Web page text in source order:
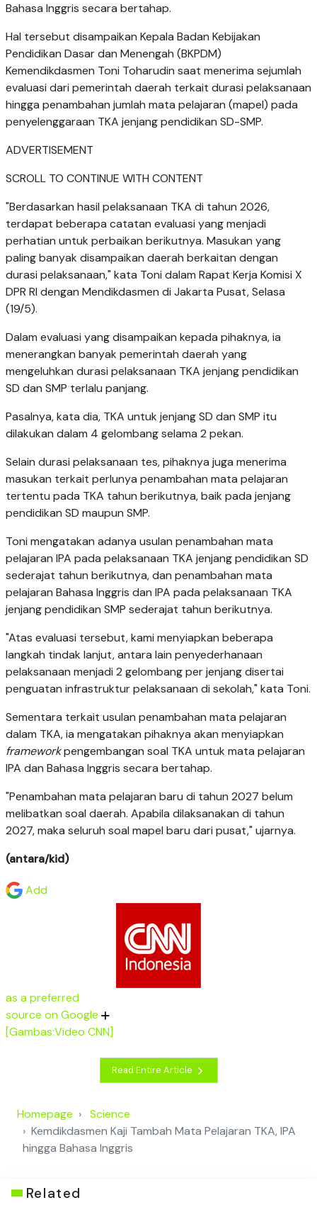
Bahasa Inggris secara bertahap.
Hal tersebut disampaikan Kepala Badan Kebijakan
Pendidikan Dasar dan Menengah (BKPDM)
Kemendikdasmen Toni Toharudin saat menerima sejumlah
evaluasi dari pemerintah daerah terkait durasi pelaksanaan
hingga penambahan jumlah mata pelajaran (mapel) pada
penyelenggaraan TKA jenjang pendidikan SD-SMP.
ADVERTISEMENT
SCROLL TO CONTINUE WITH CONTENT
"Berdasarkan hasil pelaksanaan TKA di tahun 2026,
terdapat beberapa catatan evaluasi yang menjadi
perhatian untuk perbaikan berikutnya. Masukan yang
paling banyak disampaikan daerah berkaitan dengan
durasi pelaksanaan," kata Toni dalam Rapat Kerja Komisi X
DPR RI dengan Mendikdasmen di Jakarta Pusat, Selasa
(19/5).
Dalam evaluasi yang disampaikan kepada pihaknya, ia
menerangkan banyak pemerintah daerah yang
mengeluhkan durasi pelaksanaan TKA jenjang pendidikan
SD dan SMP terlalu panjang.
Pasalnya, kata dia, TKA untuk jenjang SD dan SMP itu
dilakukan dalam 4 gelombang selama 2 pekan.
Selain durasi pelaksanaan tes, pihaknya juga menerima
masukan terkait perlunya penambahan mata pelajaran
tertentu pada TKA tahun berikutnya, baik pada jenjang
pendidikan SD maupun SMP.
Toni mengatakan adanya usulan penambahan mata
pelajaran IPA pada pelaksanaan TKA jenjang pendidikan SD
sederajat tahun berikutnya, dan penambahan mata
pelajaran Bahasa Inggris dan IPA pada pelaksanaan TKA
jenjang pendidikan SMP sederajat tahun berikutnya.
"Atas evaluasi tersebut, kami menyiapkan beberapa
langkah tindak lanjut, antara lain penyederhanaan
pelaksanaan menjadi 2 gelombang per jenjang disertai
penguatan infrastruktur pelaksanaan di sekolah," kata Toni.
Sementara terkait usulan penambahan mata pelajaran
dalam TKA, ia mengatakan pihaknya akan menyiapkan
frameworkpengembangan soal TKA untuk mata pelajaran
IPA dan Bahasa Inggris secara bertahap.
"Penambahan mata pelajaran baru di tahun 2027 belum
melibatkan soal daerah. Apabila dilaksanakan di tahun
2027, maka seluruh soal mapel baru dari pusat," ujarnya.
(antara/kid)
Add
as a preferred
source on Google
[Gambas:Video CNN]
Read Entire Article
Homepage
Science
Kemdikdasmen Kaji Tambah Mata Pelajaran TKA, IPA
hingga Bahasa Inggris
Related